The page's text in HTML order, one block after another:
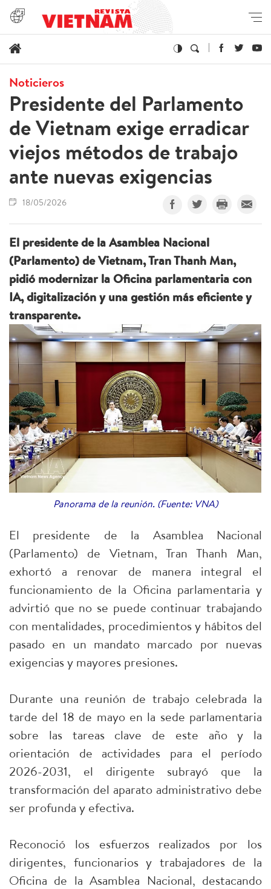
Noticieros
Presidente del Parlamento
de Vietnam exige erradicar
viejos métodos de trabajo
ante nuevas exigencias
18/05/2026
El presidente de la Asamblea Nacional
(Parlamento) de Vietnam, Tran Thanh Man,
pidió modernizar la Oficina parlamentaria con
IA, digitalización y una gestión más eficiente y
transparente.
Panorama de la reunión. (Fuente: VNA)
El presidente de la Asamblea Nacional
(Parlamento) de Vietnam, Tran Thanh Man,
exhortó a renovar de manera integral el
funcionamiento de la Oficina parlamentaria y
advirtió que no se puede continuar trabajando
con mentalidades, procedimientos y hábitos del
pasado en un mandato marcado por nuevas
exigencias y mayores presiones.
Durante una reunión de trabajo celebrada la
tarde del 18 de mayo en la sede parlamentaria
sobre las tareas clave de este año y la
orientación de actividades para el período
2026-2031, el dirigente subrayó que la
transformación del aparato administrativo debe
ser profunda y efectiva.
Reconoció los esfuerzos realizados por los
dirigentes, funcionarios y trabajadores de la
Oficina de la Asamblea Nacional, destacando